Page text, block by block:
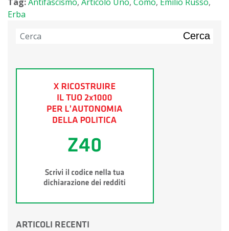
Erba
Cerca
ARTICOLI RECENTI